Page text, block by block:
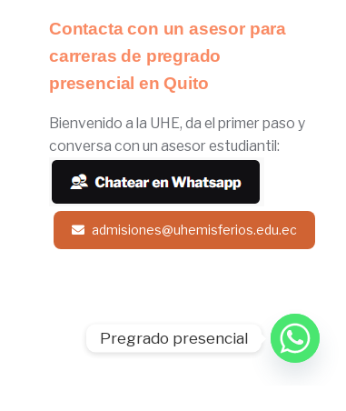
Contacta con un asesor para
carreras de pregrado
presencial en Quito
Bienvenido a la UHE, da el primer paso y
conversa con un asesor estudiantil:
admisiones@uhemisferios.edu.ec
Pregrado presencial